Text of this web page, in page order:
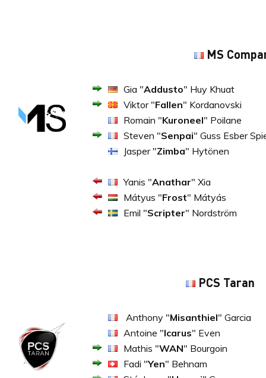
MS
Gia "Addusto" Huy Khuat
Viktor "Fallen" Kordanovski
Romain "Kuroneel" Poilane
Steven "Senpai" Guss Esber
Jasper "Zimba" Hytönen
Yanis "Anathar" Xia
Mátyus "Frost" Mátyás
Emil "Scripter" Nordström
PCS Taran
Anthony "Misanthiel" Garcia
Antoine "Icarus" Even
Mathis "WAN" Bourgoin
Fadi "Yen" Behnam